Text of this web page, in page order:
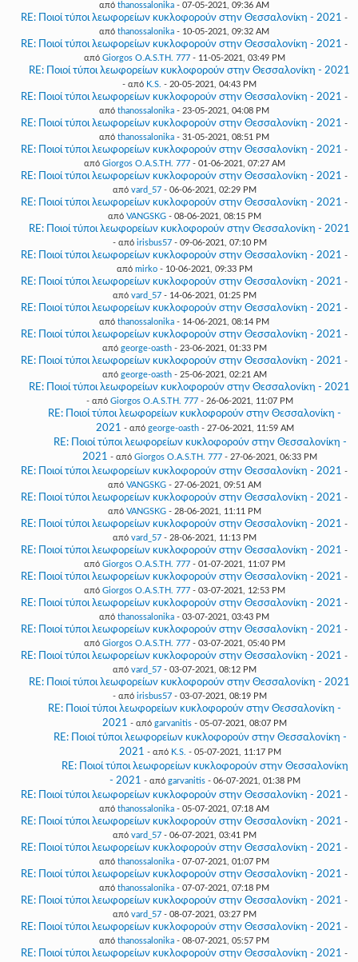
από thanossalonika - 07-05-2021, 09:36 AM
RE: Ποιοί τύποι λεωφορείων κυκλοφορούν στην Θεσσαλονίκη - 2021 -
από thanossalonika - 10-05-2021, 09:32 AM
RE: Ποιοί τύποι λεωφορείων κυκλοφορούν στην Θεσσαλονίκη - 2021 -
από Giorgos O.A.S.TH. 777- 11-05-2021, 03:49 PM
RE: Ποιοί τύποι λεωφορείων κυκλοφορούν στην Θεσσαλονίκη - 2021
- από K.S. - 20-05-2021, 04:43 PM
RE: Ποιοί τύποι λεωφορείων κυκλοφορούν στην Θεσσαλονίκη - 2021 -
από thanossalonika - 23-05-2021, 04:08 PM
RE: Ποιοί τύποι λεωφορείων κυκλοφορούν στην Θεσσαλονίκη - 2021 -
από thanossalonika - 31-05-2021, 08:51 PM
RE: Ποιοί τύποι λεωφορείων κυκλοφορούν στην Θεσσαλονίκη - 2021 -
από Giorgos O.A.S.TH. 777- 01-06-2021, 07:27 AM
RE: Ποιοί τύποι λεωφορείων κυκλοφορούν στην Θεσσαλονίκη - 2021 -
από vard_57- 06-06-2021, 02:29 PM
RE: Ποιοί τύποι λεωφορείων κυκλοφορούν στην Θεσσαλονίκη - 2021 -
από VANGSKG- 08-06-2021, 08:15 PM
RE: Ποιοί τύποι λεωφορείων κυκλοφορούν στην Θεσσαλονίκη - 2021
- από irisbus57- 09-06-2021, 07:10 PM
RE: Ποιοί τύποι λεωφορείων κυκλοφορούν στην Θεσσαλονίκη - 2021 -
από mirko- 10-06-2021, 09:33 PM
RE: Ποιοί τύποι λεωφορείων κυκλοφορούν στην Θεσσαλονίκη - 2021 -
από vard_57- 14-06-2021, 01:25 PM
RE: Ποιοί τύποι λεωφορείων κυκλοφορούν στην Θεσσαλονίκη - 2021 -
από thanossalonika - 14-06-2021, 08:14 PM
RE: Ποιοί τύποι λεωφορείων κυκλοφορούν στην Θεσσαλονίκη - 2021 -
από george-oasth- 23-06-2021, 01:33 PM
RE: Ποιοί τύποι λεωφορείων κυκλοφορούν στην Θεσσαλονίκη - 2021 -
από george-oasth- 25-06-2021, 02:21 AM
RE: Ποιοί τύποι λεωφορείων κυκλοφορούν στην Θεσσαλονίκη - 2021
- από Giorgos O.A.S.TH. 777- 26-06-2021, 11:07 PM
RE: Ποιοί τύποι λεωφορείων κυκλοφορούν στην Θεσσαλονίκη -
2021 - από george-oasth- 27-06-2021, 11:59 AM
RE: Ποιοί τύποι λεωφορείων κυκλοφορούν στην Θεσσαλονίκη -
2021 - από Giorgos O.A.S.TH. 777 - 27-06-2021, 06:33 PM
RE: Ποιοί τύποι λεωφορείων κυκλοφορούν στην Θεσσαλονίκη - 2021 -
από VANGSKG- 27-06-2021, 09:51 AM
RE: Ποιοί τύποι λεωφορείων κυκλοφορούν στην Θεσσαλονίκη - 2021 -
από VANGSKG- 28-06-2021, 11:11 PM
RE: Ποιοί τύποι λεωφορείων κυκλοφορούν στην Θεσσαλονίκη - 2021 -
από vard_57- 28-06-2021, 11:13 PM
RE: Ποιοί τύποι λεωφορείων κυκλοφορούν στην Θεσσαλονίκη - 2021 -
από Giorgos O.A.S.TH. 777- 01-07-2021, 11:07 PM
RE: Ποιοί τύποι λεωφορείων κυκλοφορούν στην Θεσσαλονίκη - 2021 -
από Giorgos O.A.S.TH. 777- 03-07-2021, 12:53 PM
RE: Ποιοί τύποι λεωφορείων κυκλοφορούν στην Θεσσαλονίκη - 2021 -
από thanossalonika - 03-07-2021, 03:43 PM
RE: Ποιοί τύποι λεωφορείων κυκλοφορούν στην Θεσσαλονίκη - 2021 -
από Giorgos O.A.S.TH. 777- 03-07-2021, 05:40 PM
RE: Ποιοί τύποι λεωφορείων κυκλοφορούν στην Θεσσαλονίκη - 2021 -
από vard_57- 03-07-2021, 08:12 PM
RE: Ποιοί τύποι λεωφορείων κυκλοφορούν στην Θεσσαλονίκη - 2021
- από irisbus57- 03-07-2021, 08:19 PM
RE: Ποιοί τύποι λεωφορείων κυκλοφορούν στην Θεσσαλονίκη -
2021 - από garvanitis - 05-07-2021, 08:07 PM
RE: Ποιοί τύποι λεωφορείων κυκλοφορούν στην Θεσσαλονίκη -
2021 - από K.S. - 05-07-2021, 11:17 PM
RE: Ποιοί τύποι λεωφορείων κυκλοφορούν στην Θεσσαλονίκη
- 2021 - από garvanitis - 06-07-2021, 01:38 PM
RE: Ποιοί τύποι λεωφορείων κυκλοφορούν στην Θεσσαλονίκη - 2021 -
από thanossalonika - 05-07-2021, 07:18 AM
RE: Ποιοί τύποι λεωφορείων κυκλοφορούν στην Θεσσαλονίκη - 2021 -
από vard_57- 06-07-2021, 03:41 PM
RE: Ποιοί τύποι λεωφορείων κυκλοφορούν στην Θεσσαλονίκη - 2021 -
από thanossalonika - 07-07-2021, 01:07 PM
RE: Ποιοί τύποι λεωφορείων κυκλοφορούν στην Θεσσαλονίκη - 2021 -
από thanossalonika - 07-07-2021, 07:18 PM
RE: Ποιοί τύποι λεωφορείων κυκλοφορούν στην Θεσσαλονίκη - 2021 -
από vard_57- 08-07-2021, 03:27 PM
RE: Ποιοί τύποι λεωφορείων κυκλοφορούν στην Θεσσαλονίκη - 2021 -
από thanossalonika - 08-07-2021, 05:57 PM
RE: Ποιοί τύποι λεωφορείων κυκλοφορούν στην Θεσσαλονίκη - 2021 -